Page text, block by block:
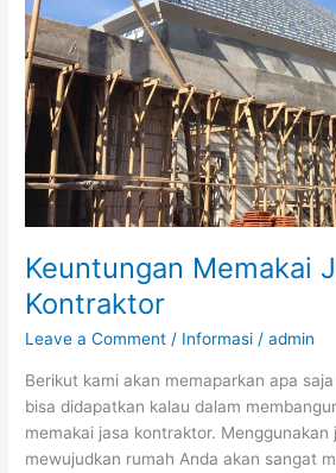
Keuntungan Memakai
Kontraktor
Leave a Comment / Informasi /admin
Berikut kami akan memaparkan apa
bisa didapatkan kalau dalam
memakai jasa kontraktor.
mewujudkan rumah Anda akan sangat
Jasa
Kontraktor